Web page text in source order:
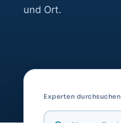
und Ort.
Experten durchsuchen